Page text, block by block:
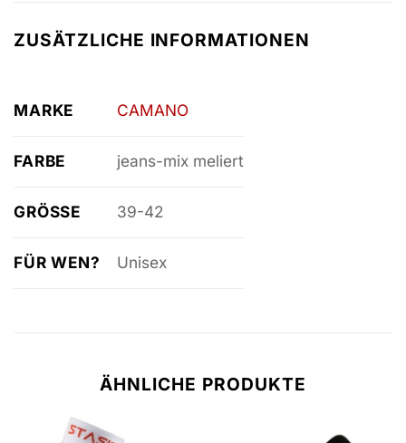
ZUSÄTZLICHE INFORMATIONEN
MARKE CAMANO
FARBE jeans-mix meliert
GRÖSSE 39-42
FÜR WEN? Unisex
ÄHNLICHE PRODUKTE